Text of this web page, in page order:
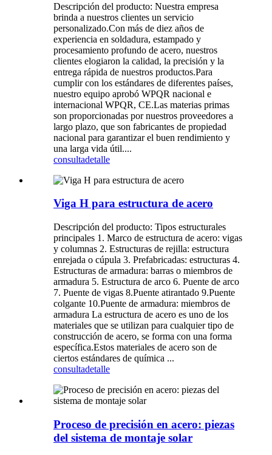
Descripción del producto: Nuestra empresa
brinda a nuestros clientes un servicio
personalizado.Con más de diez años de
experiencia en soldadura, estampado y
procesamiento profundo de acero, nuestros
clientes elogiaron la calidad, la precisión y la
entrega rápida de nuestros productos.Para
cumplir con los estándares de diferentes países,
nuestro equipo aprobó WPQR nacional e
internacional WPQR, CE.Las materias primas
son proporcionadas por nuestros proveedores a
largo plazo, que son fabricantes de propiedad
nacional para garantizar el buen rendimiento y
una larga vida útil....
consultadetalle
Viga H para estructura de acero
Descripción del producto: Tipos estructurales
principales 1. Marco de estructura de acero: vigas
y columnas 2. Estructuras de rejilla: estructura
enrejada o cúpula 3. Prefabricadas: estructuras 4.
Estructuras de armadura: barras o miembros de
armadura 5. Estructura de arco 6. Puente de arco
7. Puente de vigas 8.Puente atirantado 9.Puente
colgante 10.Puente de armadura: miembros de
armadura La estructura de acero es uno de los
materiales que se utilizan para cualquier tipo de
construcción de acero, se forma con una forma
específica.Estos materiales de acero son de
ciertos estándares de química ...
consultadetalle
Proceso de precisión en acero: piezas
del sistema de montaje solar